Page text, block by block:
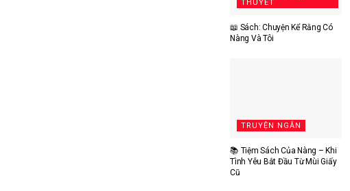
THUYẾT
📖 Sách: Chuyện Kể Rằng Có
Nàng Và Tôi
TRUYỆN NGẮN
📚 Tiệm Sách Của Nàng – Khi
Tình Yêu Bắt Đầu Từ Mùi Giấy
Cũ